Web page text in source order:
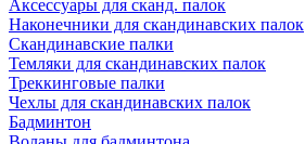
Аксессуары для сканд. палок
Наконечники для скандинавских палок
Скандинавские палки
Темляки для скандинавских палок
Треккинговые палки
Чехлы для скандинавских палок
Бадминтон